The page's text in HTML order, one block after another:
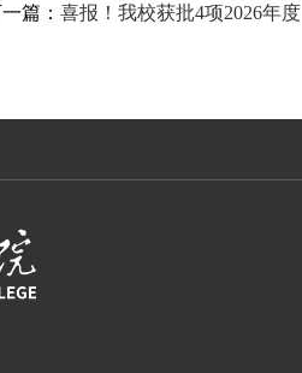
篇： 喜报！我校获批4项2026年度